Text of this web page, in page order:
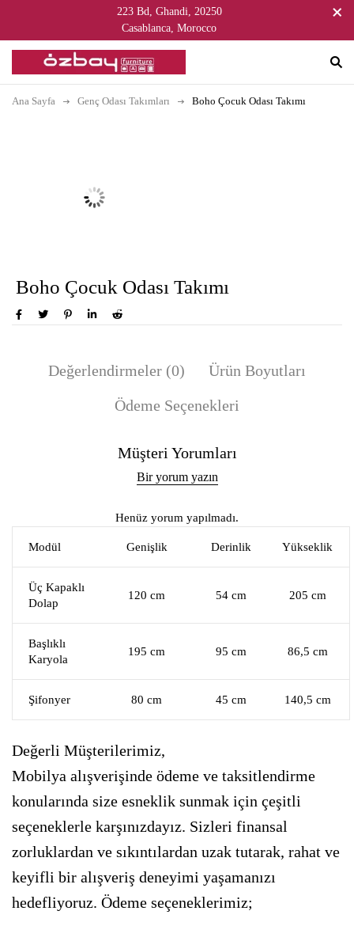
223 Bd, Ghandi, 20250
Casablanca, Morocco
Ana Sayfa Genç Odası Takımları Boho Çocuk Odası Takımı
Boho Çocuk Odası Takımı
Değerlendirmeler (0)
Ürün Boyutları
Ödeme Seçenekleri
Müşteri Yorumları
Bir yorum yazın
Henüz yorum yapılmadı.
Modül Genişlik Derinlik Yükseklik
Üç Kapaklı
Dolap
120 cm 54 cm 205 cm
Başlıklı
Karyola
195 cm 95 cm 86,5 cm
Şifonyer 80 cm 45 cm 140,5 cm
Değerli Müşterilerimiz,
Mobilya alışverişinde ödeme ve taksitlendirme
konularında size esneklik sunmak için çeşitli
seçeneklerle karşınızdayız. Sizleri finansal
zorluklardan ve sıkıntılardan uzak tutarak, rahat ve
keyifli bir alışveriş deneyimi yaşamanızı
hedefliyoruz. Ödeme seçeneklerimiz;